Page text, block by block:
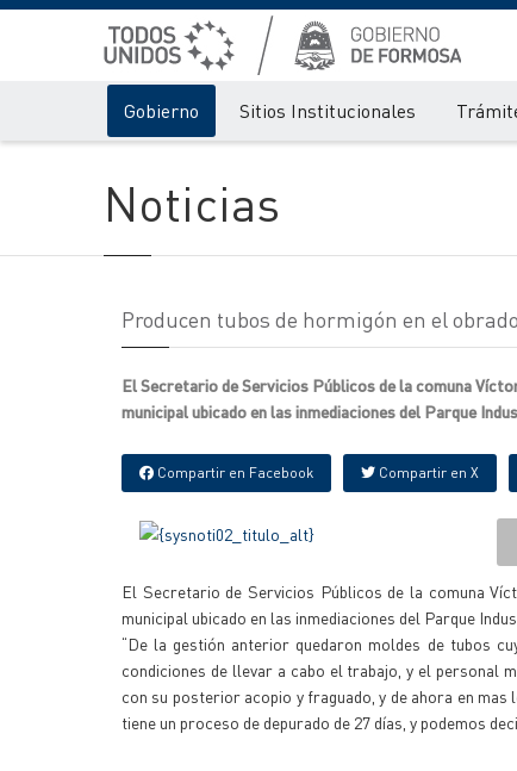
Gobierno Sitios Institucionales
Noticias
Producen tubos de hormigón en el
El Secretario de Servicios Públicos de la comuna
municipal ubicado en las inmediaciones del Parque
Compartir en Facebook Compartir en X
El Secretario de Servicios Públicos de la comuna
municipal ubicado en las inmediaciones del Parque
“De la gestión anterior quedaron moldes de tubos
condiciones de llevar a cabo el trabajo, y el personal
con su posterior acopio y fraguado, y de ahora en
tiene un proceso de depurado de 27 días, y podemos